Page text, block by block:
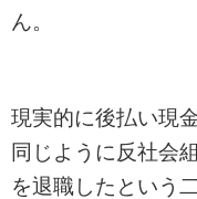
ん。
現実的に後払い現
同じように反社会
を退職したという